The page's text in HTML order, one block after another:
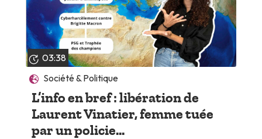
03:38
Société & Politique
L’info en bref : libération de
Laurent Vinatier, femme tuée
par un policie...